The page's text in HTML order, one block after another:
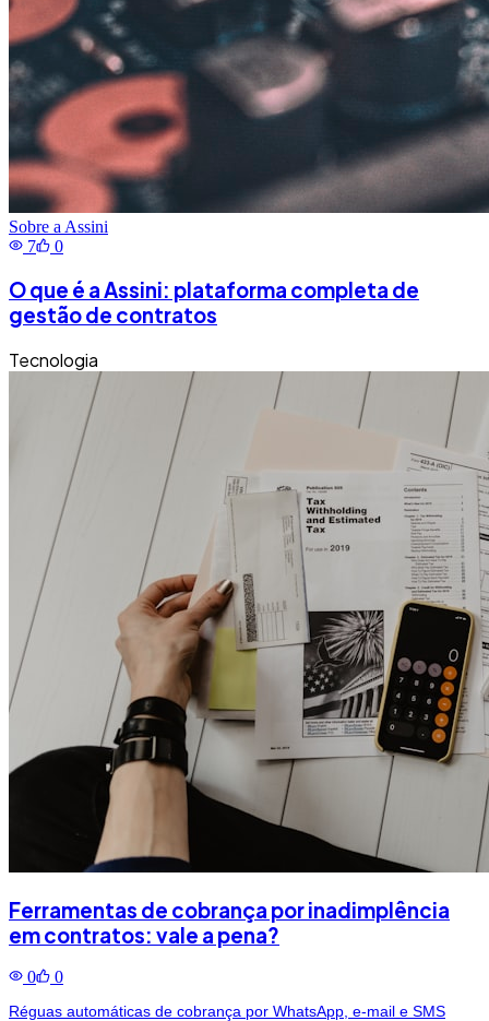
Sobre a Assini
7
0
O que é a Assini: plataforma completa de
gestão de contratos
Tecnologia
Ferramentas de cobrança por inadimplência
em contratos: vale a pena?
0 0
Réguas automáticas de cobrança por WhatsApp, e-mail e SMS